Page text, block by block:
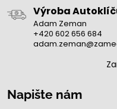
Výroba
Adam Zeman
+420 602 656 684
Napište nám